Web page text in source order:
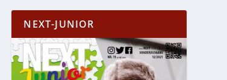
NEXT-JUNIOR